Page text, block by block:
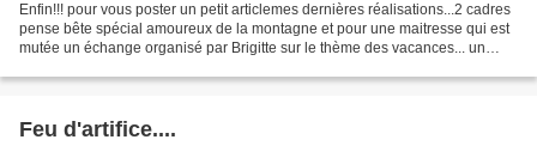
Enfin!!! pour vous poster un petit articlemes dernières réalisations...2 cadres
pense bête spécial amoureux de la montagne et pour une maitresse qui est
mutée un échange organisé par Brigitte sur le thème des vacances... un
Feu d'artifice....